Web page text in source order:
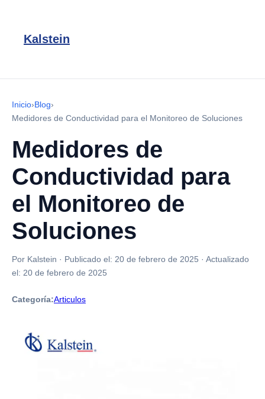
Kalstein
Inicio›Blog›
Medidores de Conductividad para el Monitoreo de Soluciones
Medidores de
Conductividad para
el Monitoreo de
Soluciones
Por Kalstein · Publicado el: 20 de febrero de 2025 · Actualizado
el: 20 de febrero de 2025
Categoría:Articulos